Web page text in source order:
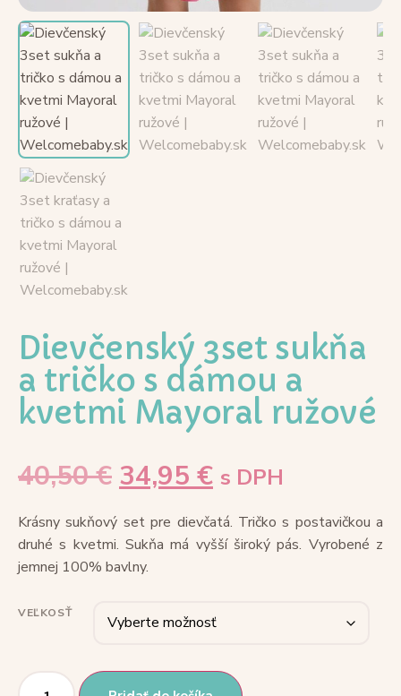
Dievčenský 3set sukňa
a tričko s dámou a
kvetmi Mayoral ružové
40,50€ 34,95 € s DPH
Krásny sukňový set pre dievčatá. Tričko s postavičkou a
druhé s kvetmi. Sukňa má vyšší široký pás. Vyrobené z
jemnej 100% bavlny.
VEĽKOSŤ